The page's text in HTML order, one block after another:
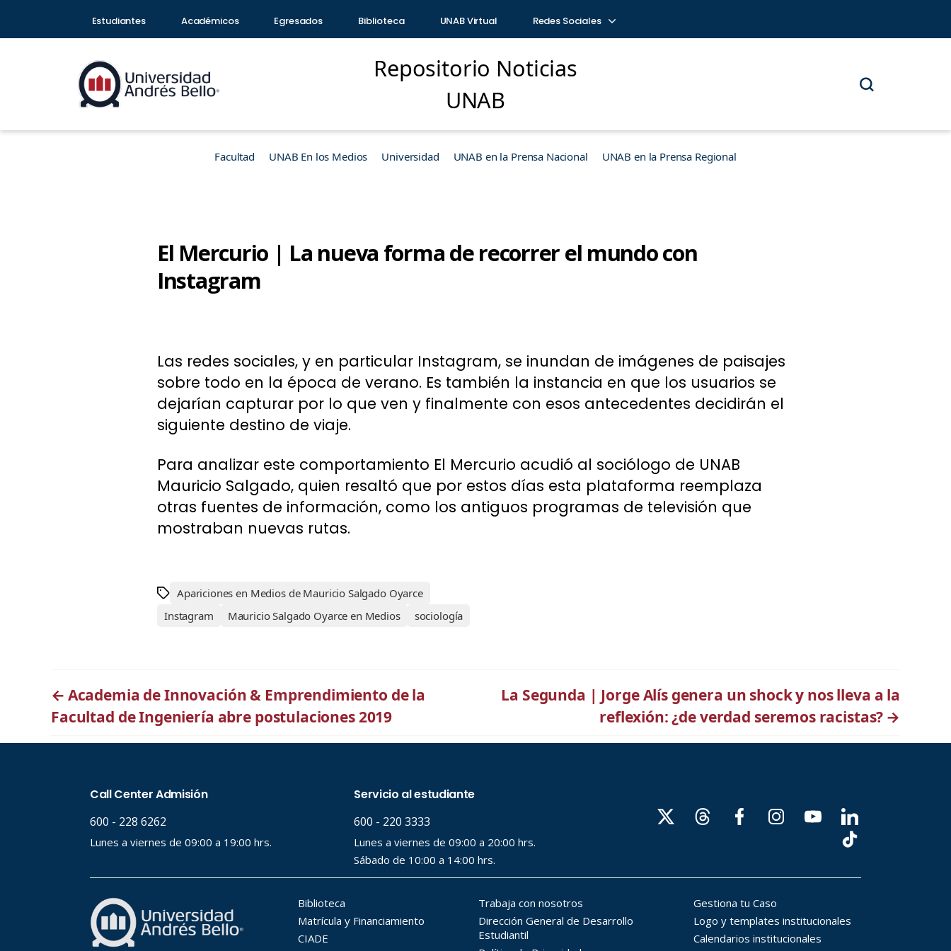
Estudiantes Académicos Egresados Biblioteca UNAB Virtual Redes Sociales
Repositorio Noticias
UNAB
Facultad UNAB En los Medios Universidad UNAB en la Prensa Nacional UNAB en la Prensa Regional
El Mercurio | La nueva forma de recorrer el mundo con
Instagram
Las redes sociales, y en particular Instagram, se inundan de imágenes de paisajes
sobre todo en la época de verano. Es también la instancia en que los usuarios se
dejarían capturar por lo que ven y finalmente con esos antecedentes decidirán el
siguiente destino de viaje.
Para analizar este comportamiento El Mercurio acudió al sociólogo de UNAB
Mauricio Salgado, quien resaltó que por estos días esta plataforma reemplaza
otras fuentes de información, como los antiguos programas de televisión que
mostraban nuevas rutas.
Apariciones en Medios de Mauricio Salgado Oyarce
Instagram
Mauricio Salgado Oyarce en Medios sociología
← Academia de Innovación & Emprendimiento de la
Facultad de Ingeniería abre postulaciones 2019
La Segunda | Jorge Alís genera un shock y nos lleva a la
reflexión: ¿de verdad seremos racistas? →